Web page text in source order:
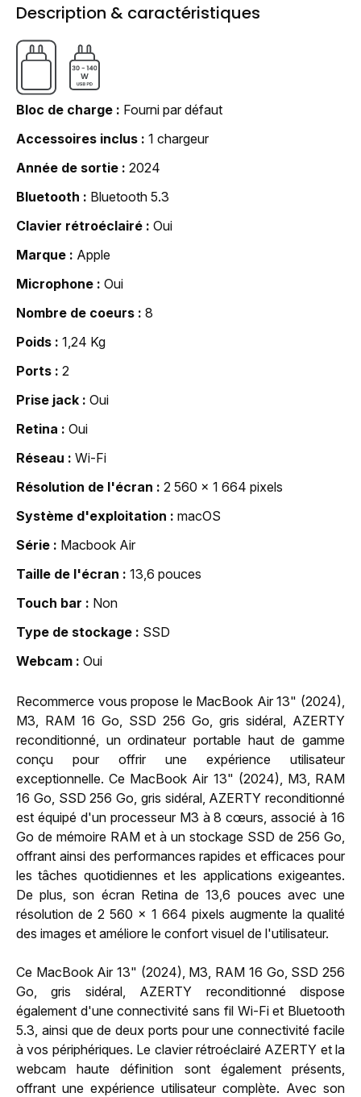
Description & caractéristiques
Bloc de charge
Fourni par défaut
Accessoires inclus
1 chargeur
Année de sortie
2024
Bluetooth
Bluetooth 5.3
Clavier rétroéclairé
Oui
Marque
Apple
Microphone
Oui
Nombre de coeurs
8
Poids
1,24 Kg
Ports
2
Prise jack
Oui
Retina
Oui
Réseau
Wi-Fi
Résolution de l'écran
2 560 x 1 664 pixels
Système d'exploitation
macOS
Série
Macbook Air
Taille de l'écran
13,6 pouces
Touch bar
Non
Type de stockage
SSD
Webcam
Oui
Recommerce vous propose le MacBook Air 13" (2024),
M3, RAM 16 Go, SSD 256 Go, gris sidéral, AZERTY
reconditionné, un ordinateur portable haut de gamme
conçu pour offrir une expérience utilisateur
exceptionnelle. Ce MacBook Air 13" (2024), M3, RAM
16 Go, SSD 256 Go, gris sidéral, AZERTY reconditionné
est équipé d'un processeur M3 à 8 cœurs, associé à 16
Go de mémoire RAM et à un stockage SSD de 256 Go,
offrant ainsi des performances rapides et efficaces pour
les tâches quotidiennes et les applications exigeantes.
De plus, son écran Retina de 13,6 pouces avec une
résolution de 2 560 x 1 664 pixels augmente la qualité
des images et améliore le confort visuel de l'utilisateur.
Ce MacBook Air 13" (2024), M3, RAM 16 Go, SSD 256
Go, gris sidéral, AZERTY reconditionné dispose
également d'une connectivité sans fil Wi-Fi et Bluetooth
5.3, ainsi que de deux ports pour une connectivité facile
à vos périphériques. Le clavier rétroéclairé AZERTY et la
webcam haute définition sont également présents,
offrant une expérience utilisateur complète. Avec son